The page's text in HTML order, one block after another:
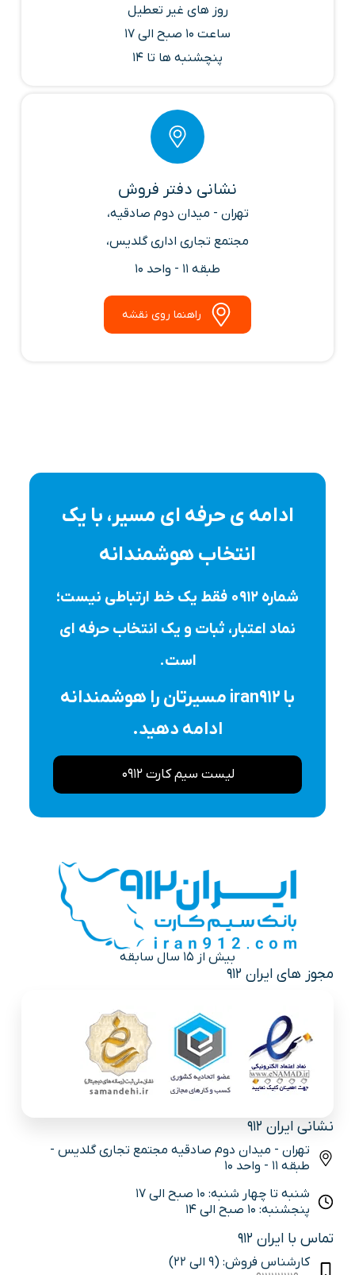
روز های غیر تعطیل
ساعت 10 صبح الی 17
پنچشنبه ها تا 14
نشانی دفتر فروش
تهران - میدان دوم صادقیه،
مجتمع تجاری اداری گلدیس،
طبقه 11 - واحد 10
راهنما روی نقشه
ادامه ی حرفه ای مسیر، با یک
انتخاب هوشمندانه
شماره ۰۹۱۲ فقط یک خط ارتباطی نیست؛
نماد اعتبار، ثبات و یک انتخاب حرفه ای
است.
با iran912 مسیرتان را هوشمندانه
ادامه دهید.
لیست سیم کارت 0912
بیش از 15 سال سابقه
نشانی ایران 912
تهران - میدان دوم صادقیه مجتمع تجاری گلدیس -
طبقه 11 - واحد 10
شنبه تا چهار شنبه: 10 صبح الی 17
پنجشنبه: 10 صبح الی 14
تماس با ایران 912
کارشناس فروش: (9 الی 22)
مجوز های ایران 912